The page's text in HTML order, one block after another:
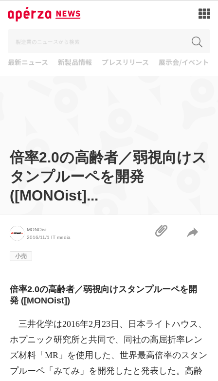
最新ニュース 新製品情報 プレスリリース 展示会/イベント
倍率2.0の高齢者／弱視向けス
タンプルーペを開発
([MONOist]...
MONOist
2016/11/1 IT media
小売
倍率2.0の高齢者／弱視向けスタンプルーペを開
発 ([MONOist])
三井化学は2016年2月23日、日本ライトハウス、
ホプニック研究所と共同で、同社の高屈折率レン
ズ材料「MR」を使用した、世界最高倍率のスタン
プルーペ「みてみ」を開発したと発表した。高齢